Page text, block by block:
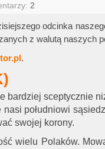
2
odcinka
z walutą naszych
.
bardziej sceptycznie
południowi
swojej korony.
wielu Polaków.